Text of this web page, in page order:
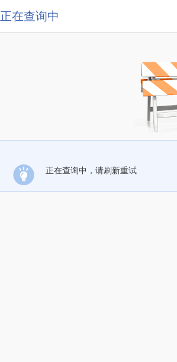
正在查询中
正在查询中，请刷新重试